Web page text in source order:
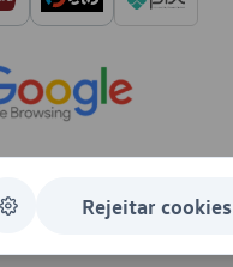
Rejeitar cookies